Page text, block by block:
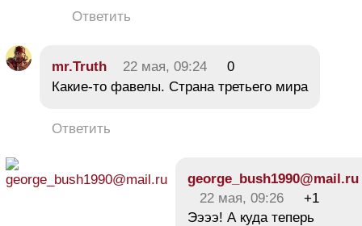
Ответить
mr.Truth 22 мая, 09:24
0
Какие-то фавелы. Страна третьего мира
Ответить
george_bush1990@mail.ru
22 мая, 09:26
+1
Ээээ! А куда теперь